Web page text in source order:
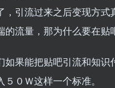
，引流过来之后变现方
的流量，那为什么要在贴
如果能把贴吧引流和知
５０Ｗ这样一个标准。